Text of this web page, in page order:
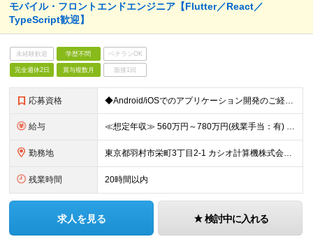
モバイル・フロントエンドエンジニア【Flutter／React／
TypeScript歓迎】
未経験歓迎 学歴不問 ベテランOK
完全週休2日 賞与複数月 面接1回
応募資格 ◆Android/iOSでのアプリケーション開発のご経験がある方 ＜求める人物像＞ ・スマートフォンアプリケーションの開発業務経験が3年以上ある方 ・協調性が高く、チームメンバーと円滑にコミュニケー
給与 ≪想定年収≫ 560万円～780万円(残業手当：有) ※待遇はスキル、経験に応じて個別に決定致します。 ※基本給＋賞与（年2回）、別途残業代、諸手当を支給（残業代は1分単位で支給いたします） ※試用期
勤務地 東京都羽村市栄町3丁目2-1 カシオ計算機株式会社 羽村技術センター ※転勤は当面ありません。 ※在宅勤務あり（部署平均：週3日～4日程度） ※(変更の範囲)会社の定める勤務地
残業時間 20時間以内
求人を見る 検討中に入れる